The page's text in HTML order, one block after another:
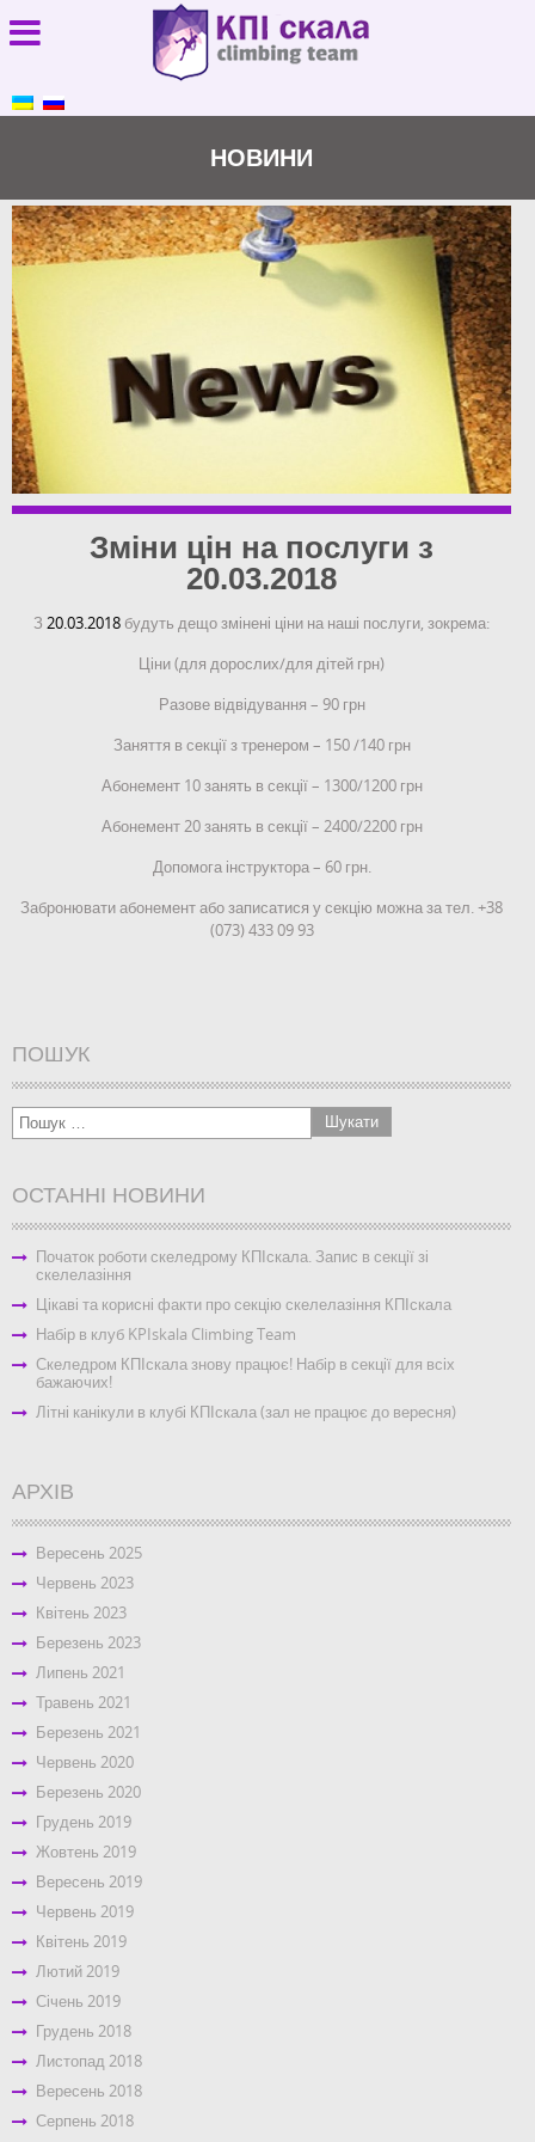
НОВИНИ
Зміни цін на послуги з
20.03.2018
З 20.03.2018 будуть дещо змінені ціни на наші послуги, зокрема:
Ціни (для дорослих/для дітей грн)
Разове відвідування – 90 грн
Заняття в секції з тренером – 150 /140 грн
Абонемент 10 занять в секції – 1300/1200 грн
Абонемент 20 занять в секції – 2400/2200 грн
Допомога інструктора – 60 грн.
Забронювати абонемент або записатися у секцію можна за тел. +38
(073) 433 09 93
ПОШУК
ОСТАННІ НОВИНИ
Початок роботи скеледрому КПІскала. Запис в секції зі
скелелазіння
Цікаві та корисні факти про секцію скелелазіння КПІскала
Набір в клуб KPIskala Climbing Team
Скеледром КПІскала знову працює! Набір в секції для всіх
бажаючих!
Літні канікули в клубі КПІскала (зал не працює до вересня)
АРХІВ
Вересень 2025
Червень 2023
Квітень 2023
Березень 2023
Липень 2021
Травень 2021
Березень 2021
Червень 2020
Березень 2020
Грудень 2019
Жовтень 2019
Вересень 2019
Червень 2019
Квітень 2019
Лютий 2019
Січень 2019
Грудень 2018
Листопад 2018
Вересень 2018
Серпень 2018